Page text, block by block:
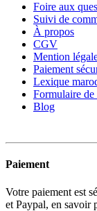
Foire aux
Suivi de
À propos
CGV
Mention
Paiement
Lexique
Formulaire de
Blog
Paiement
Votre paiement est
et Paypal, en savoir